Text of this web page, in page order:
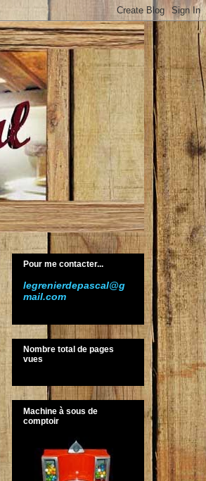
Pour me contacter...
legrenierdepascal@g
mail.com
Nombre total de pages
vues
Machine à sous de
comptoir